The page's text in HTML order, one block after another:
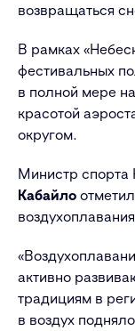
возвращаться
В рамках
фестивальных
в полной мере
красотой
округом.
Министр спорта
Кабайло
«
активно
традициям в
в воздух